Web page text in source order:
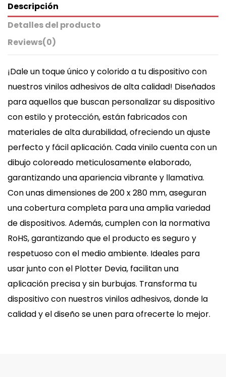
Descripción
Detalles del producto
Reviews(0)
¡Dale un toque único y colorido a tu dispositivo con
nuestros vinilos adhesivos de alta calidad! Diseñados
para aquellos que buscan personalizar su dispositivo
con estilo y protección, están fabricados con
materiales de alta durabilidad, ofreciendo un ajuste
perfecto y fácil aplicación. Cada vinilo cuenta con un
dibujo coloreado meticulosamente elaborado,
garantizando una apariencia vibrante y llamativa.
Con unas dimensiones de 200 x 280 mm, aseguran
una cobertura completa para una amplia variedad
de dispositivos. Además, cumplen con la normativa
RoHS, garantizando que el producto es seguro y
respetuoso con el medio ambiente. Ideales para
usar junto con el Plotter Devia, facilitan una
aplicación precisa y sin burbujas. Transforma tu
dispositivo con nuestros vinilos adhesivos, donde la
calidad y el diseño se unen para ofrecerte lo mejor.